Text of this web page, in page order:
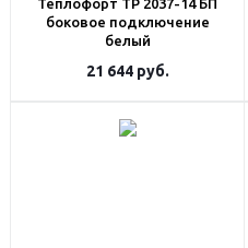
Теплофорт ТР 2037-14 БП
боковое подключение
белый
21 644руб.